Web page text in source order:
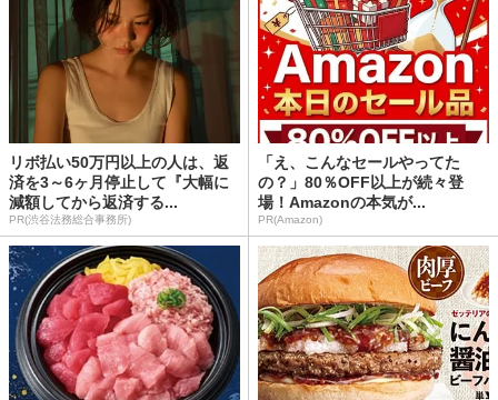
リボ払い50万円以上の人は、返
済を3～6ヶ月停止して『大幅に
減額してから返済する...
PR(渋谷法務総合事務所)
「え、こんなセールやってた
の？」80％OFF以上が続々登
場！Amazonの本気が...
PR(Amazon)